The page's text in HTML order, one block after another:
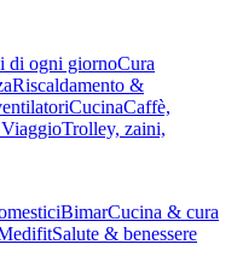
di ogni giornoCura
Riscaldamento &
CucinaCaffè,
Trolley, zaini,
BimarCucina & cura
Salute & benessere